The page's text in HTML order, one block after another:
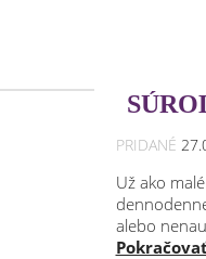
PRIDANÉ
Už ako
alebo